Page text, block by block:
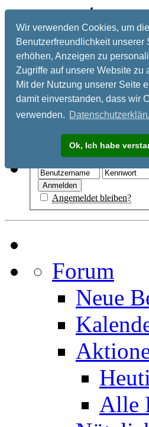
Wir verwenden Cookies, um die
Benutzerfreundlichkeit unserer
erhöhen, Anzeigen zu
Zugriffe auf unsere Website zu
Mit der Nutzung unserer Seite
damit einverstanden, dass wir
verwenden.
Ok, Ich habe
Registrieren
Angemeldet bleiben?
Forum
Neue
Alle